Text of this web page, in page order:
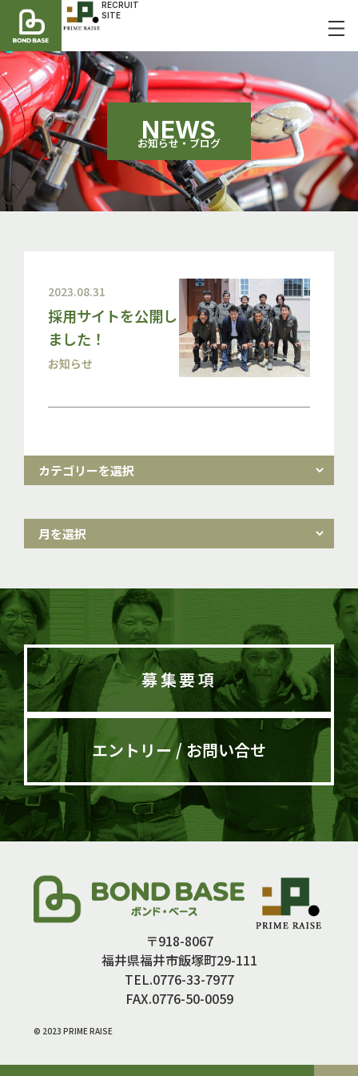
RECRUIT
SITE
NEWS
お知らせ・ブログ
2023.08.31
採用サイトを公開し
ました！
お知らせ
募集要項
エントリー / お問い合せ
〒918-8067
福井県福井市飯塚町29-111
TEL.0776-33-7977
FAX.0776-50-0059
© 2023 PRIME RAISE